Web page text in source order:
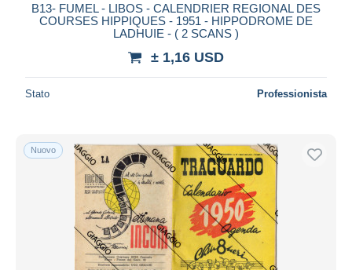
B13- FUMEL - LIBOS - CALENDRIER REGIONAL DES
COURSES HIPPIQUES - 1951 - HIPPODROME DE
LADHUIE - ( 2 SCANS )
± 1,16 USD
Stato Professionista
Nuovo